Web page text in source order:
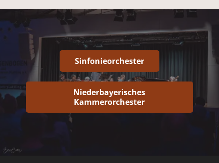
Sinfonieorchester
Niederbayerisches
Kammerorchester